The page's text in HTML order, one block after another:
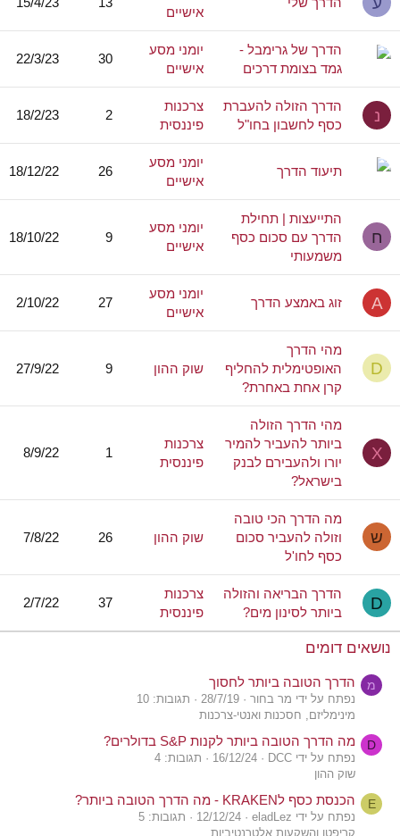
אישיים
הדרך של גרימבל -
גמד בצומת דרכים
יומני מסע
אישיים
30
22/3/23
נ
הדרך הזולה להעברת
כסף לחשבון בחו"ל
צרכנות
פיננסית
2
18/2/23
תיעוד הדרך
יומני מסע
אישיים
26
18/12/22
ח
התייעצות | תחילת
הדרך עם סכום כסף
משמעותי
יומני מסע
אישיים
9
18/10/22
A זוג באמצע הדרך
יומני מסע
אישיים
27
2/10/22
D
מהי הדרך
האופטימלית להחליף
קרן אחת באחרת?
שוק ההון 9
27/9/22
X
מהי הדרך הזולה
ביותר להעביר להמיר
יורו ולהעבירם לבנק
בישראל?
צרכנות
פיננסית
1
8/9/22
ש
מה הדרך הכי טובה
וזולה להעביר סכום
כסף לחו'ל
שוק ההון 26
7/8/22
D
הדרך הבריאה והזולה
ביותר לסינון מים?
צרכנות
פיננסית
37
2/7/22
נושאים דומים
מ הדרך הטובה ביותר לחסוך
נפתח על ידי מר בחור 28/7/19
תגובות: 10
מינימליזם, חסכנות ואנטי-צרכנות
D מה הדרך הטובה ביותר לקנות S&P בדולרים?
נפתח על ידי DCC 16/12/24
תגובות: 4
שוק ההון
E הכנסת כסף לKRAKEN - מה הדרך הטובה ביותר?
נפתח על ידי eladLez 12/12/24
תגובות: 5
קריפטו והשקעות אלטרנטיביות